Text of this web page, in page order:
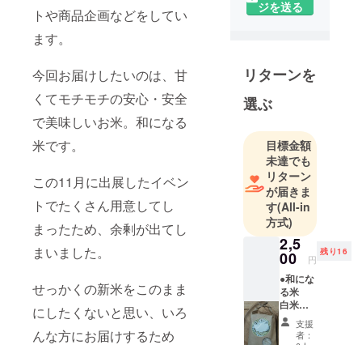
トや商品企画などをしてい
ます。
今回お届けしたいのは、甘
くてモチモチの安心・安全
で美味しいお米。和になる
米です。
この11月に出展したイベン
トでたくさん用意してし
まったため、余剰が出てし
まいました。
せっかくの新米をこのまま
にしたくないと思い、いろ
んな方にお届けするため
ジを送る
リターンを
選ぶ
目標金額
未達でも
リターン
が届きま
す(All-in
方式)
2,5
00 円
残り16
●和にな
る米
白米
450グラ
ム（約3
支援
者：